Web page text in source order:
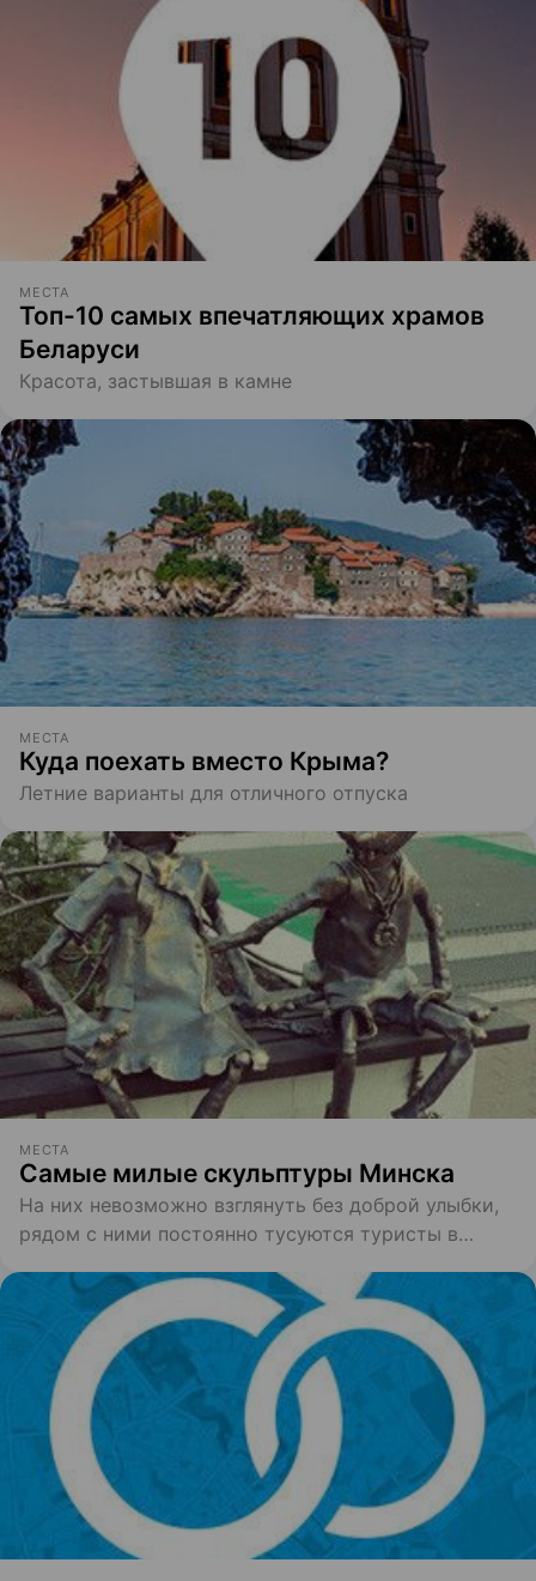
МЕСТА
Топ-10 самых впечатляющих храмов
Беларуси
Красота, застывшая в камне
МЕСТА
Куда поехать вместо Крыма?
Летние варианты для отличного отпуска
МЕСТА
Самые милые скульптуры Минска
На них невозможно взглянуть без доброй улыбки,
рядом с ними постоянно тусуются туристы в
«совместное» фото